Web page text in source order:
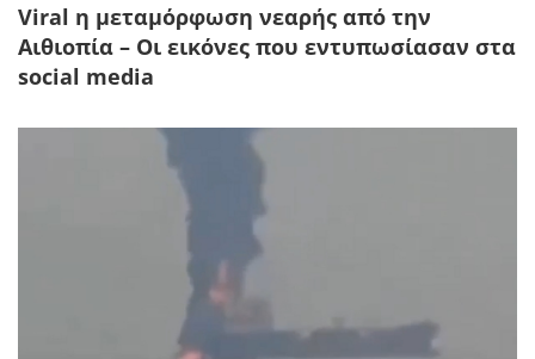
Viral η μεταμόρφωση νεαρής από την
Αιθιοπία – Οι εικόνες που εντυπωσίασαν στα
social media